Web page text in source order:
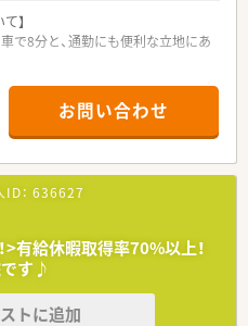
】
で8分と、通勤にも便利な立地にあ
し合っています。
展開し、地域医療への貢献を続け
の薬局」という理念を掲げ、心に
店舗展開し、薬剤師として専門性
均の約3.7倍と経営も安定してお
お問い合わせ
： 636627
>有給休暇取得率70%以上！
す♪
トに追加